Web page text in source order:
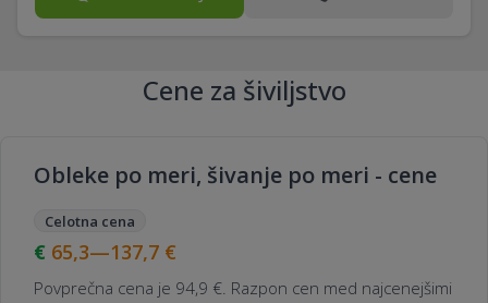
Cene za šiviljstvo
Obleke po meri, šivanje po meri - cene
Celotna cena
65,3—137,7 €
Povprečna cena je 94,9 €. Razpon cen med najcenejšimi